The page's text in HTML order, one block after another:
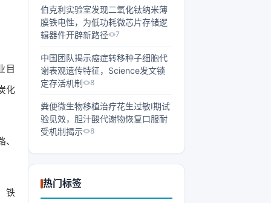
目
化
铁
伯克利实验室发现二氧化钛纳米薄
膜铁电性，为低功耗微芯片存储逻
辑器件开辟新路径
7
中国团队揭示癌症转移种子细胞代
谢表观遗传特征，Science发文锁
定存活机制
8
粪便微生物移植治疗花生过敏I期试
验见效，胆汁酸代谢物恢复口服耐
受机制揭示
8
热门标签